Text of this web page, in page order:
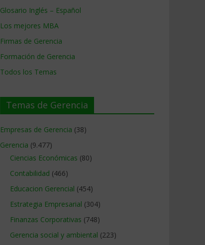
Glosario Inglés – Español
Los mejores MBA
Firmas de Gerencia
Formación de Gerencia
Todos los Temas
Temas de Gerencia
Empresas de Gerencia (38)
Gerencia (9.477)
Ciencias Económicas (80)
Contabilidad (466)
Educacion Gerencial (454)
Estrategia Empresarial (304)
Finanzas Corporativas (748)
Gerencia social y ambiental (223)